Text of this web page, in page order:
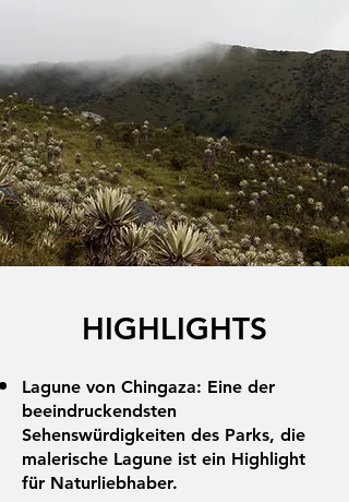
HIGHLIGHTS
Lagune von Chingaza: Eine der
beeindruckendsten
Sehenswürdigkeiten des Parks, die
malerische Lagune ist ein Highlight
für Naturliebhaber.